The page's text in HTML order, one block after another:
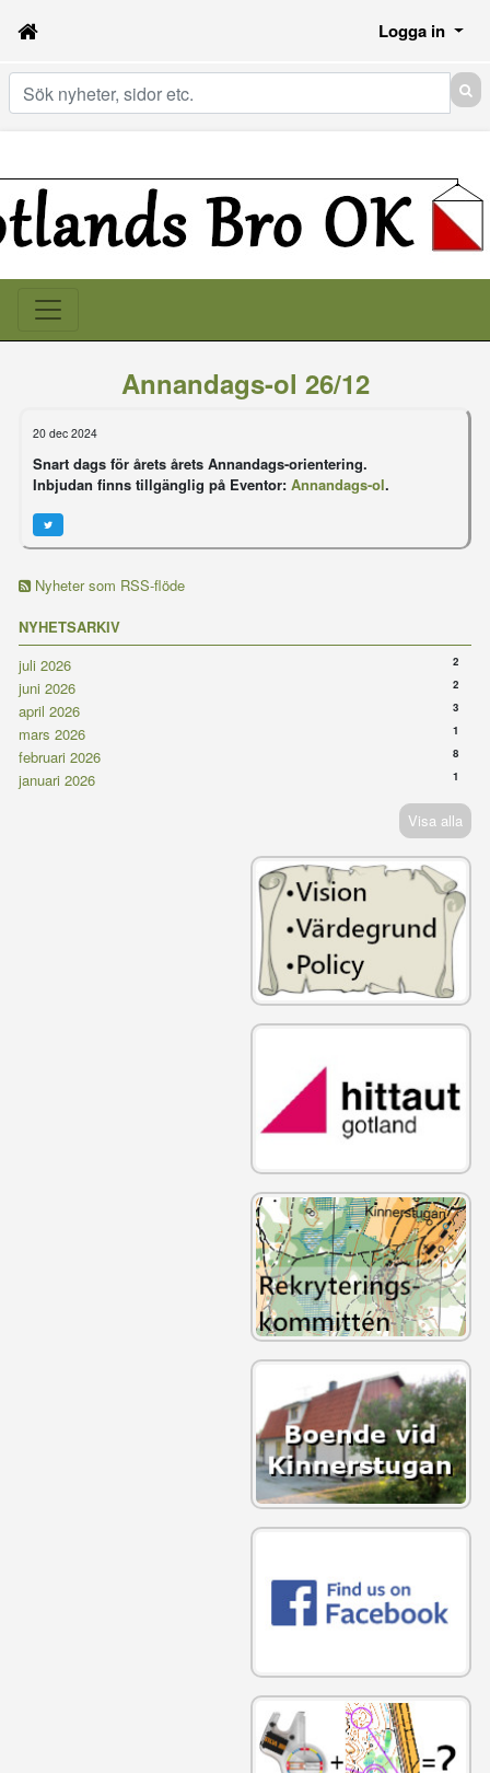
Logga in
Sök
Nyheter som RSS-flöde
NYHETSARKIV
juli 2026
2
juni 2026 2
april 2026 3
mars 2026 1
februari 2026 8
januari 2026 1
Visa alla
Annandags-ol 26/12
20 dec 2024
Snart dags för årets årets Annandags-orientering.
Inbjudan finns tillgänglig på Eventor: Annandags-ol.